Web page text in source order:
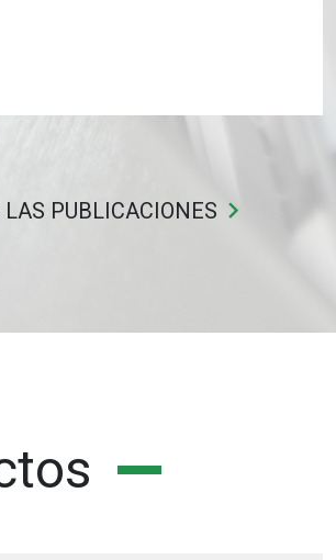
LAS PUBLICACIONES keyboard_arrow_right